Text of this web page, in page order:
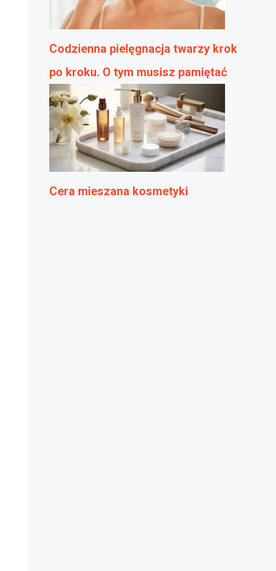
Codzienna pielęgnacja twarzy krok
po kroku. O tym musisz pamiętać
Cera mieszana kosmetyki